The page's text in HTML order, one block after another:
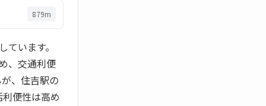
879m
います。
、交通利便
、住吉駅の
便性は高め